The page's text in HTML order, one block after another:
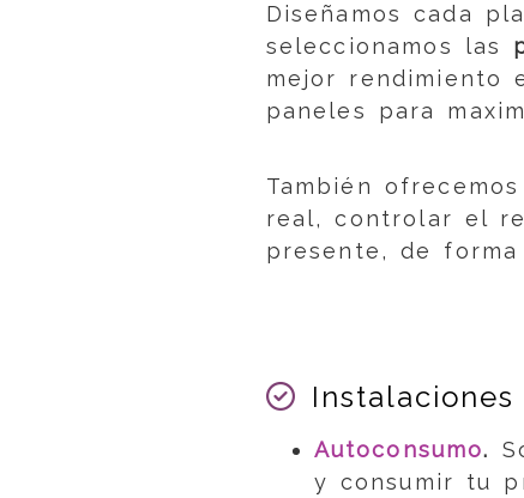
Diseñamos cada
seleccionamos las
mejor rendimiento
paneles para
También
real, controlar el
presente, de
Autoconsumo.
y consumir tu